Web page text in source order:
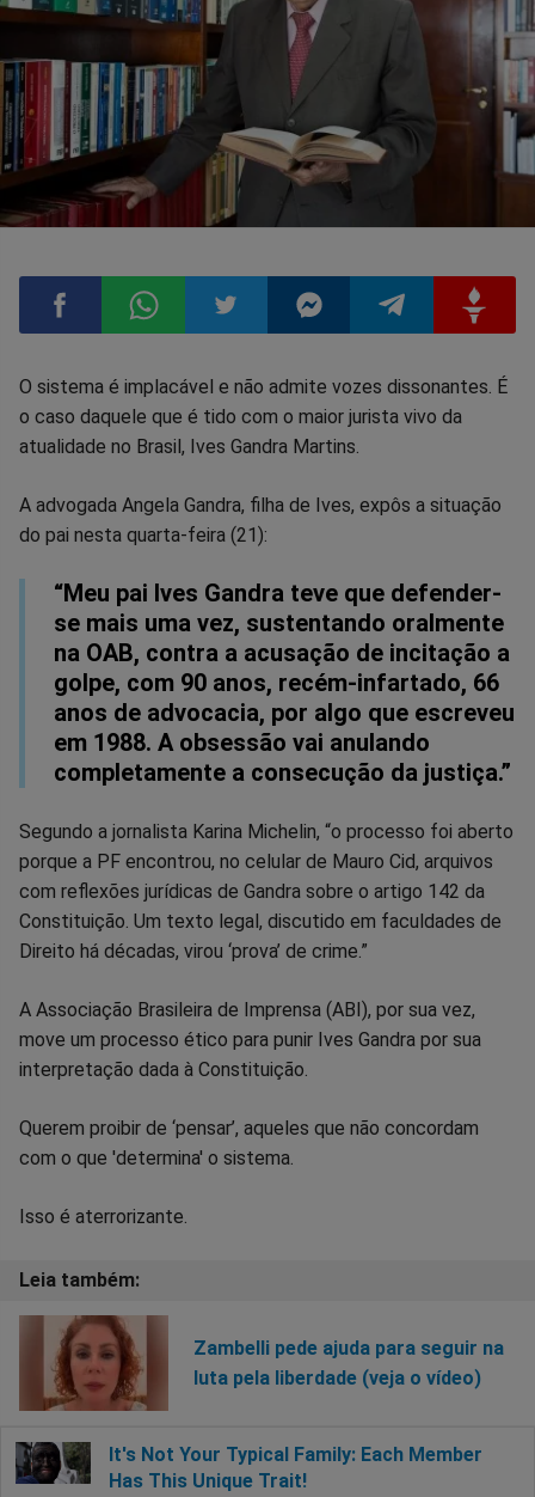
Compartilhar
no
Facebook
Compartilhar
no
Whatsapp
Compartilhar
no
Twitter
Compartilhar
no
Messenger
Compartilhar
TelegramGettr
O sistema é implacável e não admite vozes dissonantes. É
o caso daquele que é tido com o maior jurista vivo da
atualidade no Brasil, Ives Gandra Martins.
A advogada Angela Gandra, filha de Ives, expôs a situação
do pai nesta quarta-feira (21):
“Meu pai Ives Gandra teve que defender-
se mais uma vez, sustentando oralmente
na OAB, contra a acusação de incitação a
golpe, com 90 anos, recém-infartado, 66
anos de advocacia, por algo que escreveu
em 1988. A obsessão vai anulando
completamente a consecução da justiça.”
Segundo a jornalista Karina Michelin, “o processo foi aberto
porque a PF encontrou, no celular de Mauro Cid, arquivos
com reflexões jurídicas de Gandra sobre o artigo 142 da
Constituição. Um texto legal, discutido em faculdades de
Direito há décadas, virou ‘prova’ de crime.”
A Associação Brasileira de Imprensa (ABI), por sua vez,
move um processo ético para punir Ives Gandra por sua
interpretação dada à Constituição.
Querem proibir de ‘pensar’, aqueles que não concordam
com o que 'determina' o sistema.
Isso é aterrorizante.
Zambelli pede ajuda para seguir na
luta pela liberdade (veja o vídeo)